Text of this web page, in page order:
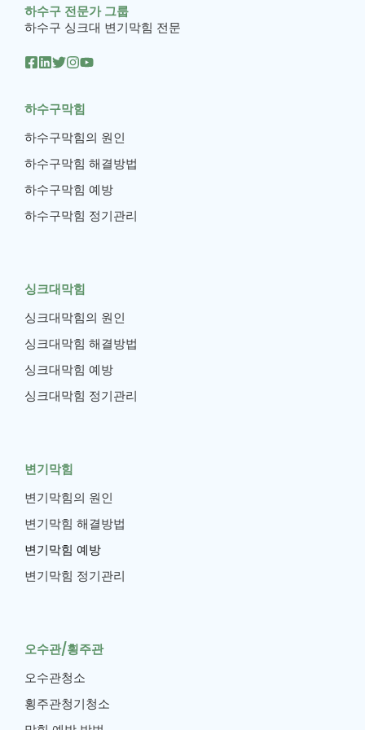
하수구 전문가 그룹
하수구 싱크대 변기막힘 전문
하수구막힘
하수구막힘의 원인
하수구막힘 해결방법
하수구막힘 예방
하수구막힘 정기관리
싱크대막힘
싱크대막힘의 원인
싱크대막힘 해결방법
싱크대막힘 예방
싱크대막힘 정기관리
변기막힘
변기막힘의 원인
변기막힘 해결방법
변기막힘 예방
변기막힘 정기관리
오수관/횡주관
오수관청소
횡주관청기청소